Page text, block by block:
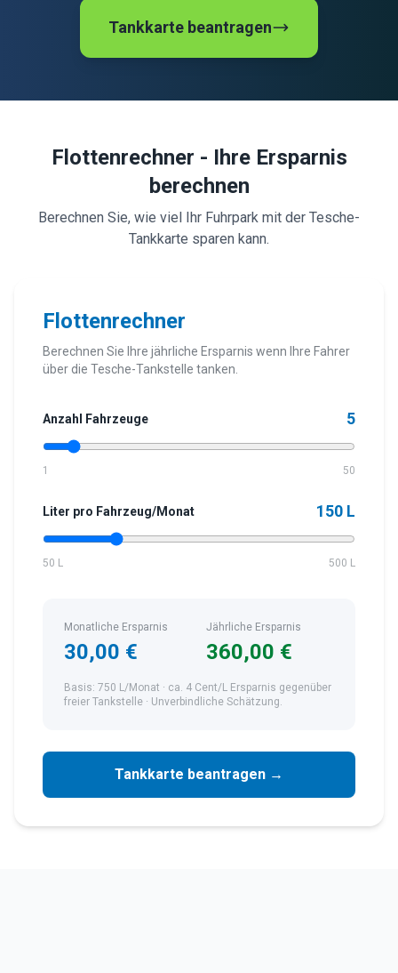
Tankkarte beantragen
Flottenrechner - Ihre Ersparnis
berechnen
Berechnen Sie, wie viel Ihr Fuhrpark mit der Tesche-
Tankkarte sparen kann.
Flottenrechner
Berechnen Sie Ihre jährliche Ersparnis wenn Ihre Fahrer
über die Tesche-Tankstelle tanken.
Anzahl Fahrzeuge 5
1 50
Liter pro Fahrzeug/Monat 150 L
50 L 500 L
Monatliche Ersparnis
30,00 €
Jährliche Ersparnis
360,00 €
Basis: 750 L/Monat · ca. 4 Cent/L Ersparnis gegenüber
freier Tankstelle · Unverbindliche Schätzung.
Tankkarte beantragen →